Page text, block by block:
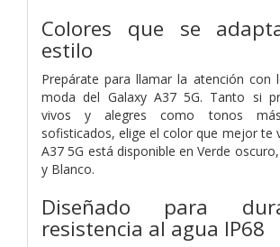
Colores que se
estilo
Prepárate para llamar la atención con
moda del Galaxy A37 5G. Tanto si
vivos y alegres como tonos
sofisticados, elige el color que mejor te
A37 5G está disponible en Verde
y Blanco.
Diseñado para
resistencia al agua IP68